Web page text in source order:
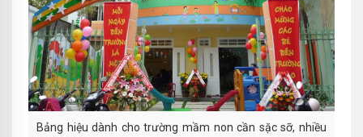
Bảng hiệu dành cho trường mầm non cần sặc sỡ, nhiều